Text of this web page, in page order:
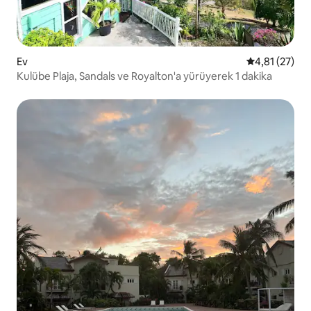
Ev 5 üzerinden
4,81 (27)
Kulübe Plaja, Sandals ve Royalton'a yürüyerek 1 dakika